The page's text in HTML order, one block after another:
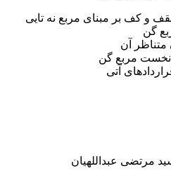
مرتضی عبداللهیان